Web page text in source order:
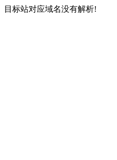
目标站对应域名没有解析!